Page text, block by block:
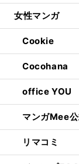
女性マンガ
Cookie
Cocohana
office YOU
マンガMee
リマコミ